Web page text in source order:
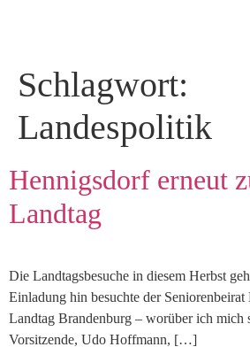
Schlagwort:
Landespolitik
Hennigsdorf erneut
Landtag
Die Landtagsbesuche in diesem Herbst
Einladung hin besuchte der
Landtag Brandenburg – worüber ich mich
Vorsitzende, Udo Hoffmann, […]